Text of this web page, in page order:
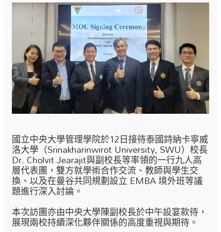
國立中央大學管理學院於12日接待泰國詩納卡寧威
洛大學（Srinakharinwirot University, SWU）校長
Dr. Cholvit Jearajit與副校長等率領的一行九人高
層代表團，雙方就學術合作交流、教師與學生交
換、以及在曼谷共同規劃設立 EMBA 境外班等議
題進行深入討論。
本次訪團亦由中央大學陳副校長於中午設宴款待，
展現兩校持續深化夥伴關係的高度重視與期待。